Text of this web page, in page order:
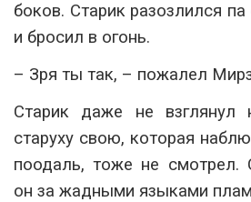
боков. Старик разозлился
и бросил в огонь.
– Зря ты так, – пожалел
Старик даже не
старуху свою, которая
поодаль, тоже не
он за жадными языками